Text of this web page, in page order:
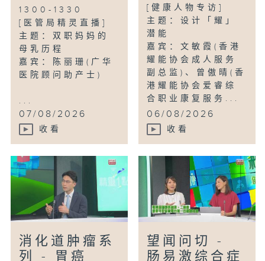
1300-1330
[医管局精灵直播]
主题：双职妈妈的
母乳历程
嘉宾：陈丽珊(广华
医院顾问助产士)
...
07/08/2026
收看
[健康人物专访]
主题：设计「耀」
潜能
嘉宾：文敏霞(香港
耀能协会成人服务
副总监)、曾傲晴(香
港耀能协会爱睿综
合职业康复服务...
06/08/2026
收看
消化道肿瘤系
列 - 胃癌
望闻问切 -
肠易激综合症